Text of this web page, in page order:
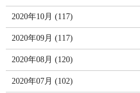
2020年10月 (117)
2020年09月 (117)
2020年08月 (120)
2020年07月 (102)